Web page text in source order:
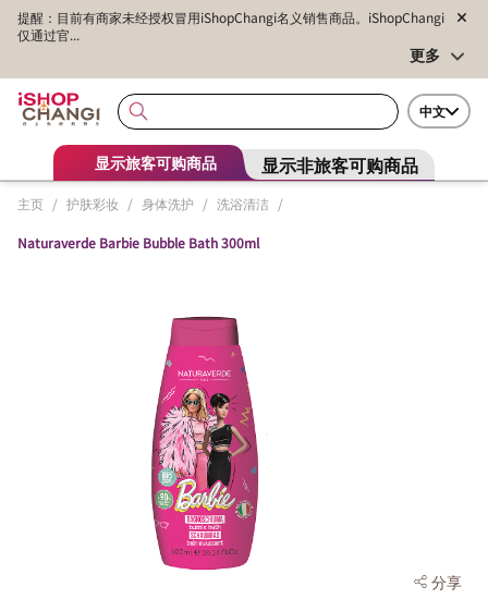
提醒：目前有商家未经授权冒用iShopChangi名义销售商品。iShopChangi
仅通过官...
更多
中文
显示旅客可购商品 显示非旅客可购商品
主页 / 护肤彩妆 / 身体洗护 / 洗浴清洁 /
Naturaverde Barbie Bubble Bath 300ml
分享